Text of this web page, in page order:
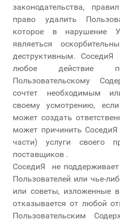
законодательства,
право удалить
которое в нарушение
являеться
деструктивным.
любое действие
Пользовательскому
сочтет необходимым
своему усмотрению,
может создать
может причинить
части) услуги своего
поставщиков .
СоседиЯ не
Пользователей или чье-
или советы, изложенные
отказывается от любой
Пользовательским